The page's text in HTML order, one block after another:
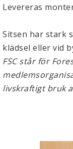
Levereras
Sitsen har stark
klädsel eller vid
FSC står för
livskraftigt bruk